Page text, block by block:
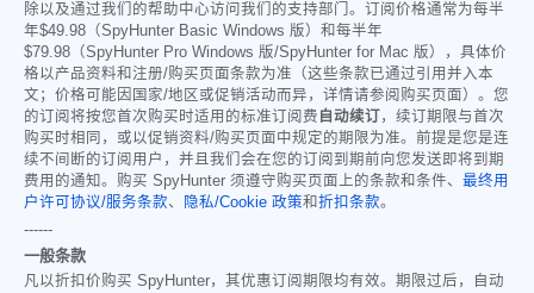
除以及通过我们的帮助中心访问我们的支持部门。订阅价格通常为每半
年$49.98 （SpyHunter Basic Windows 版）和每半年
$79.98 （SpyHunter Pro Windows 版/SpyHunter for Mac 版），具体价
格以产品资料和注册/购买页面条款为准（这些条款已通过引用并入本
文；价格可能因国家/地区或促销活动而异，详情请参阅购买页面）。您
的订阅将按您首次购买时适用的标准订阅费 自动续订 ，续订期限与首次
购买时相同，或以促销资料/购买页面中规定的期限为准。前提是您是连
续不间断的订阅用户，并且我们会在您的订阅到期前向您发送即将到期
费用的通知。购买 SpyHunter 须遵守购买页面上的条款和条件、 最终用
户许可协议/服务条款、 隐私/Cookie 政策和折扣条款。
------
一般条款
凡以折扣价购买 SpyHunter，其优惠订阅期限均有效。期限过后，自动